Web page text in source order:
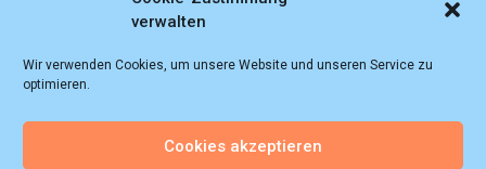
verwalten
Wir verwenden Cookies, um unsere Website und unseren Service zu
optimieren.
Cookies akzeptieren
© 2018 - 2026 Autoprospektesammlung (Bernd